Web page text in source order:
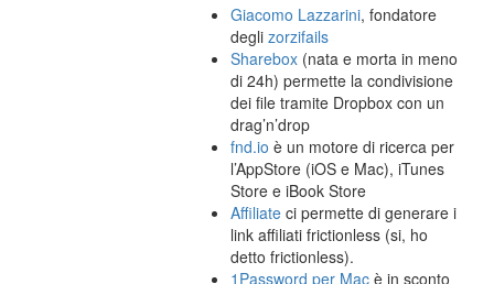
Giacomo Lazzarini, fondatore
deglizorzifails
Sharebox (nata e morta in meno
di 24h) permette la condivisione
dei file tramite Dropbox con un
drag’n’drop
fnd.io è un motore di ricerca per
l’AppStore (iOS e Mac), iTunes
Store e iBook Store
Affiliate ci permette di generare i
link affiliati frictionless (si, ho
detto frictionless).
1Password per Mac è in sconto